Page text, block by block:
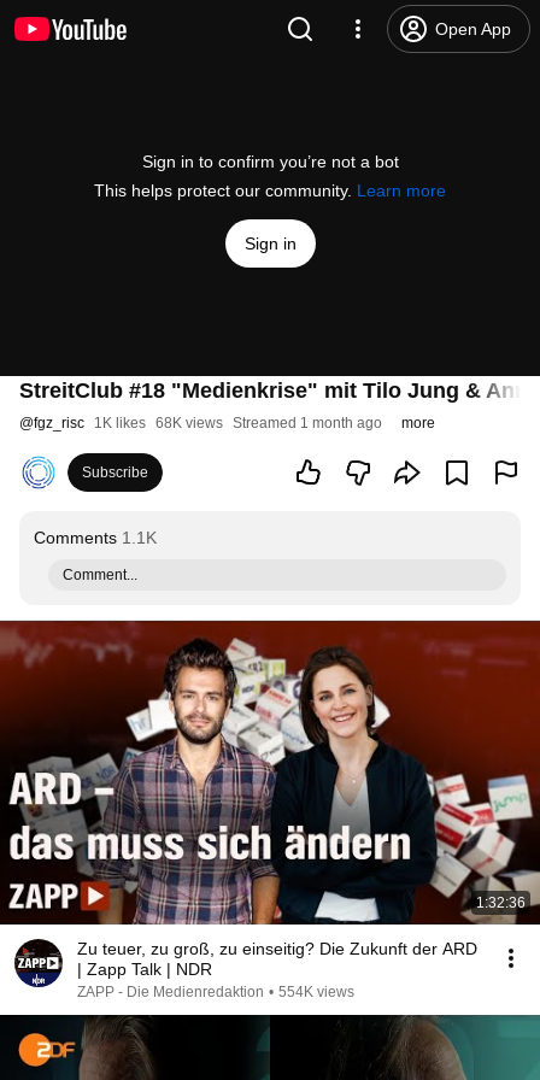
Open App
Sign in to confirm you’re not a bot
This helps protect our community. Learn more
Sign in
StreitClub #18 "Medienkrise" mit Tilo Jung &
@fgz_risc 1K likes 68K views Streamed 1 month ago more
Subscribe
Comments 1.1K
Comment...
1:32:36
Zu teuer, zu groß, zu einseitig? Die Zukunft der ARD
| Zapp Talk | NDR
ZAPP - Die Medienredaktion • 554K views